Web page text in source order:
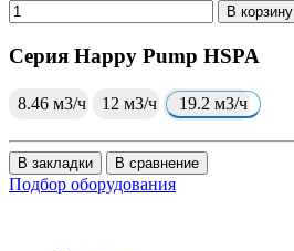
В корзину
Серия Happy Pump HSPA
8.46 м3/ч 12 м3/ч 19.2 м3/ч
В закладки В сравнение
Подбор оборудования